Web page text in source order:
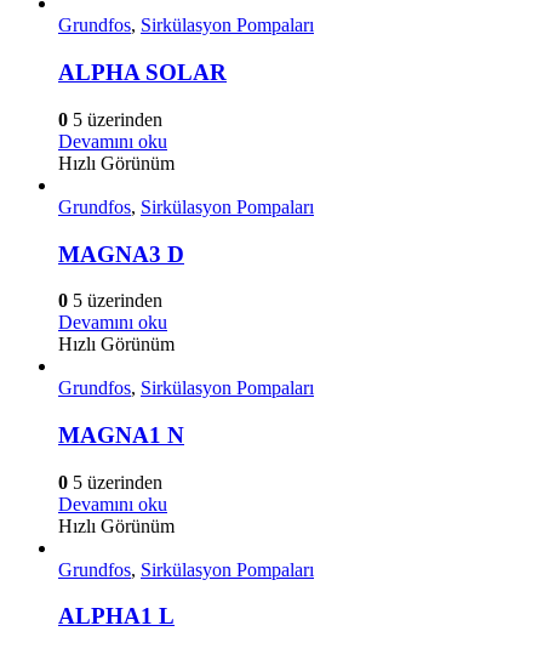
Grundfos, Sirkülasyon Pompaları
ALPHA SOLAR
0 5 üzerinden
Devamını oku
Hızlı Görünüm
Grundfos, Sirkülasyon Pompaları
MAGNA3 D
0 5 üzerinden
Devamını oku
Hızlı Görünüm
Grundfos, Sirkülasyon Pompaları
MAGNA1 N
0 5 üzerinden
Devamını oku
Hızlı Görünüm
Grundfos, Sirkülasyon Pompaları
ALPHA1 L